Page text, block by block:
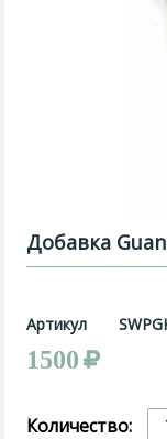
Добавка
Артикул
1500
Количество: